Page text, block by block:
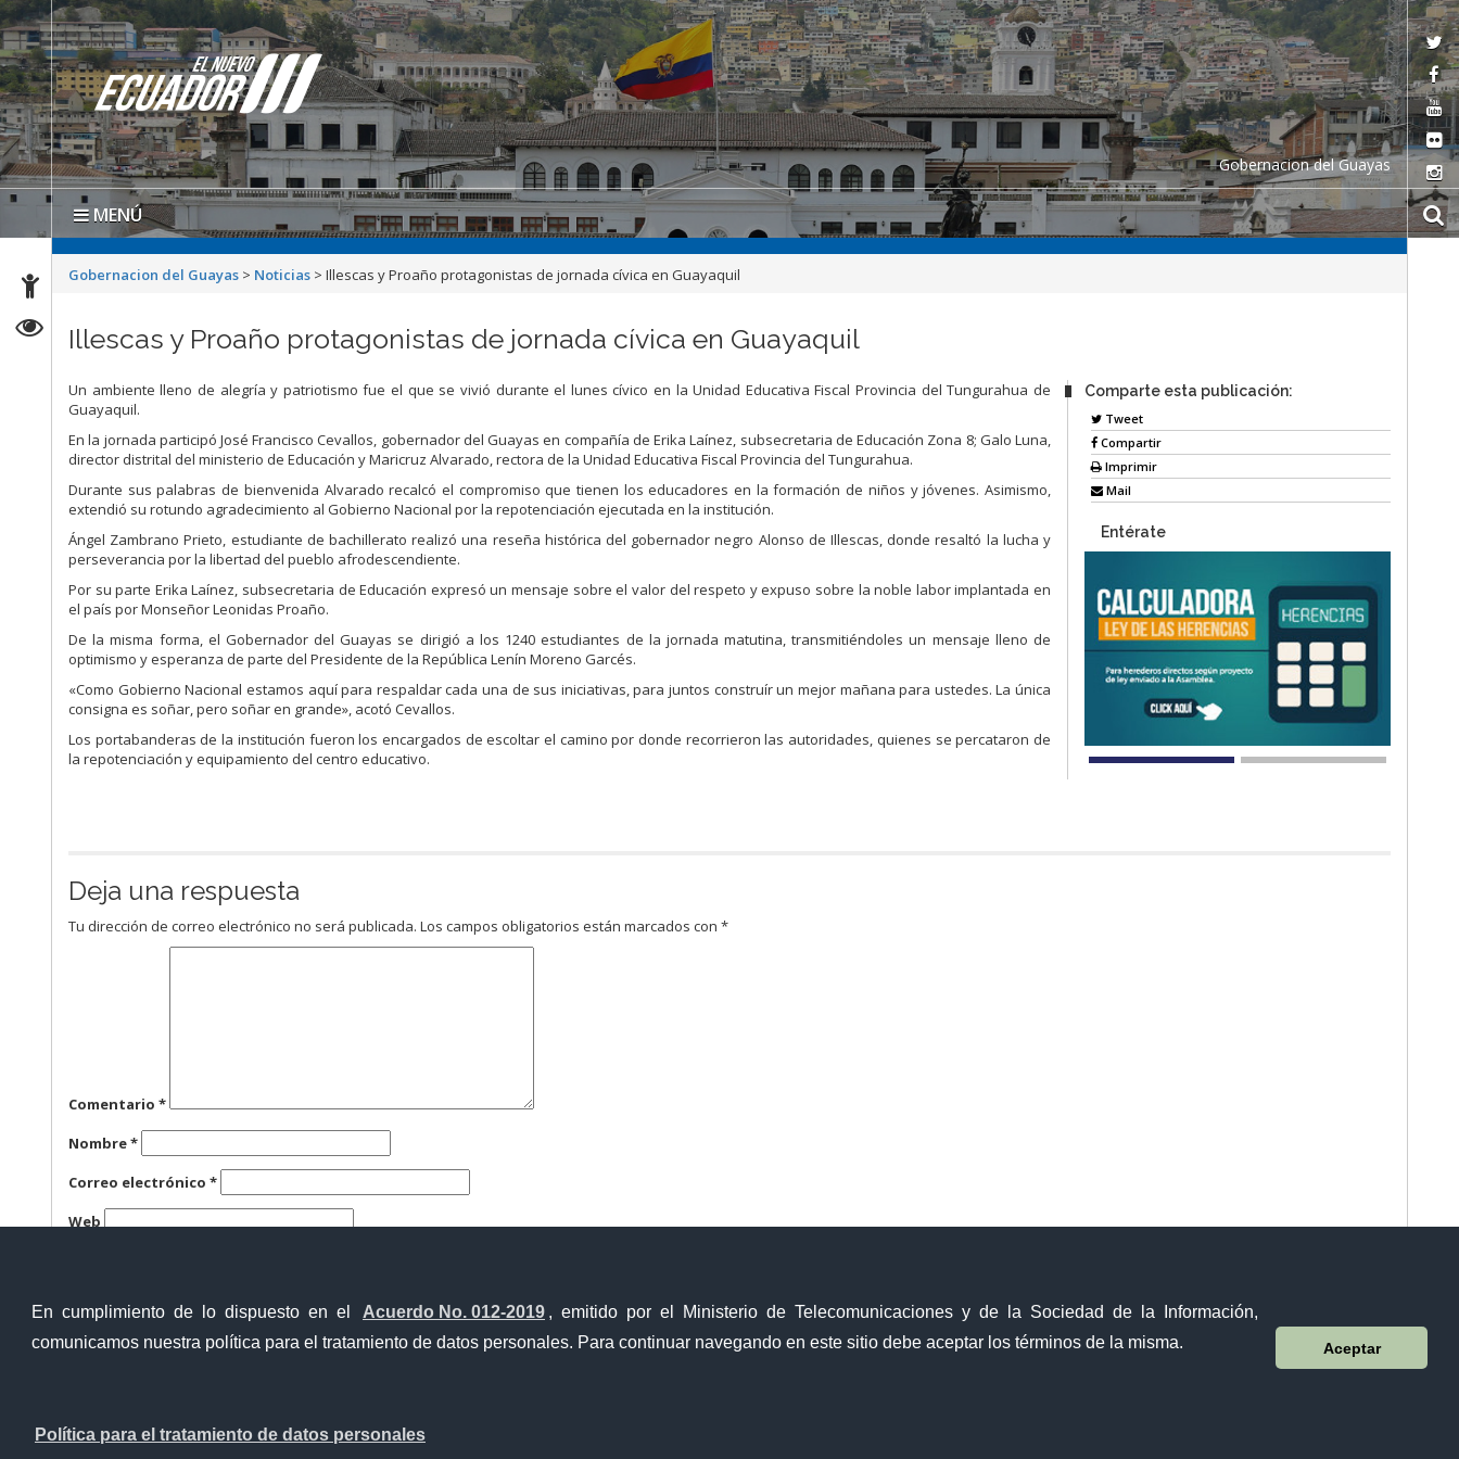
En cumplimiento de lo dispuesto en el Acuerdo No. 012-2019 , emitido por el Ministerio de Telecomunicaciones y de la Sociedad de la Información,
comunicamos nuestra política para el tratamiento de datos personales. Para continuar navegando en este sitio debe aceptar los términos de la misma.
Política para el tratamiento de datos personales
Aceptar
Gobernacion del Guayas
MENÚ
Gobernacion del Guayas > Noticias >Illescas y Proaño protagonistas de jornada cívica en Guayaquil
Illescas y Proaño protagonistas de jornada cívica en Guayaquil
Un ambiente lleno de alegría y patriotismo fue el que se vivió durante el lunes cívico en la Unidad Educativa Fiscal Provincia del Tungurahua de
Guayaquil.
En la jornada participó José Francisco Cevallos, gobernador del Guayas en compañía de Erika Laínez, subsecretaria de Educación Zona 8; Galo Luna,
director distrital del ministerio de Educación y Maricruz Alvarado, rectora de la Unidad Educativa Fiscal Provincia del Tungurahua.
Durante sus palabras de bienvenida Alvarado recalcó el compromiso que tienen los educadores en la formación de niños y jóvenes. Asimismo,
extendió su rotundo agradecimiento al Gobierno Nacional por la repotenciación ejecutada en la institución.
Ángel Zambrano Prieto, estudiante de bachillerato realizó una reseña histórica del gobernador negro Alonso de Illescas, donde resaltó la lucha y
perseverancia por la libertad del pueblo afrodescendiente.
Por su parte Erika Laínez, subsecretaria de Educación expresó un mensaje sobre el valor del respeto y expuso sobre la noble labor implantada en
el país por Monseñor Leonidas Proaño.
De la misma forma, el Gobernador del Guayas se dirigió a los 1240 estudiantes de la jornada matutina, transmitiéndoles un mensaje lleno de
optimismo y esperanza de parte del Presidente de la República Lenín Moreno Garcés.
«Como Gobierno Nacional estamos aquí para respaldar cada una de sus iniciativas, para juntos construír un mejor mañana para ustedes. La única
consigna es soñar, pero soñar en grande», acotó Cevallos.
Los portabanderas de la institución fueron los encargados de escoltar el camino por donde recorrieron las autoridades, quienes se percataron de
la repotenciación y equipamiento del centro educativo.
Comparte esta publicación:
Tweet
Compartir
Imprimir
Mail
Entérate
Deja una respuesta
Tu dirección de correo electrónico no será publicada. Los campos obligatorios están marcados con*
Comentario*
Nombre*
Correo electrónico*
Web
Contacto ciudadano